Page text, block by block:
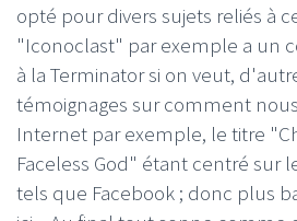
opté pour divers sujets reliés à
"Iconoclast" par exemple a un
à la Terminator si on veut,
témoignages sur comment
Internet par exemple, le titre
Faceless God" étant centré sur
tels que Facebook ; donc plus